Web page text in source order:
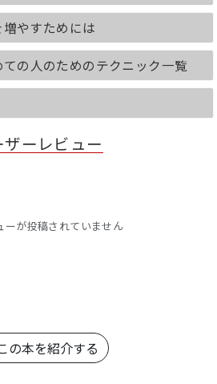
やすためには
の人のためのテクニック一覧
ザーレビュー
ーが投稿されていません
の本を紹介する